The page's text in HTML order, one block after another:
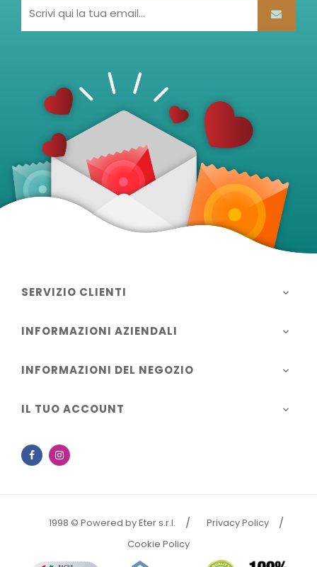
SERVIZIO CLIENTI 
INFORMAZIONI AZIENDALI 
INFORMAZIONI DEL NEGOZIO 
IL TUO ACCOUNT 
Facebook
1998 © Powered by Eter s.r.l.
Privacy Policy
Cookie Policy